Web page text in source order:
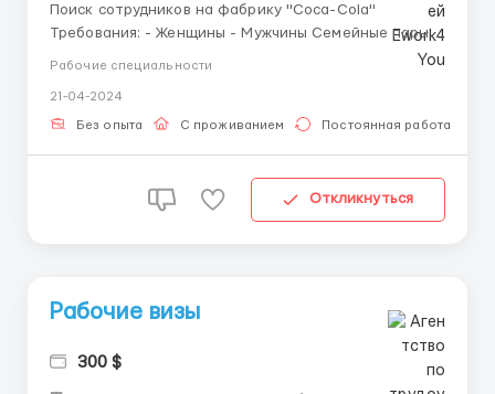
Поиск сотрудников на фабрику "Coca-Cola"
Требования: - Женщины - Мужчины Семейные пары !
Обязанности: сортировка стеклянных бутылок по
непрерывной работы линии, контроль брака,
вспомогающие работы. Ставка: в час 21,15 евро в
Рабочие специальности
21-04-2024
Без опыта С проживанием Постоянная работа
Откликнуться
Рабочие визы
300 $